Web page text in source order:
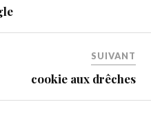
SUIVANT
cookie aux drêches